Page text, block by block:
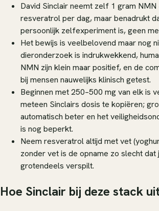
David Sinclair neemt zelf 1 gram NMN
resveratrol per dag, maar benadrukt
persoonlijk zelfexperiment is, geen
Het bewijs is veelbelovend maar nog
dieronderzoek is indrukwekkend,
NMN zijn klein maar positief, en de
bij mensen nauwelijks klinisch getest.
Beginnen met 250–500 mg van elk is
meteen Sinclairs dosis te kopiëren;
automatisch beter en het
is nog beperkt.
Neem resveratrol altijd met vet
zonder vet is de opname zo slecht
grotendeels verspilt.
Hoe Sinclair bij deze stack